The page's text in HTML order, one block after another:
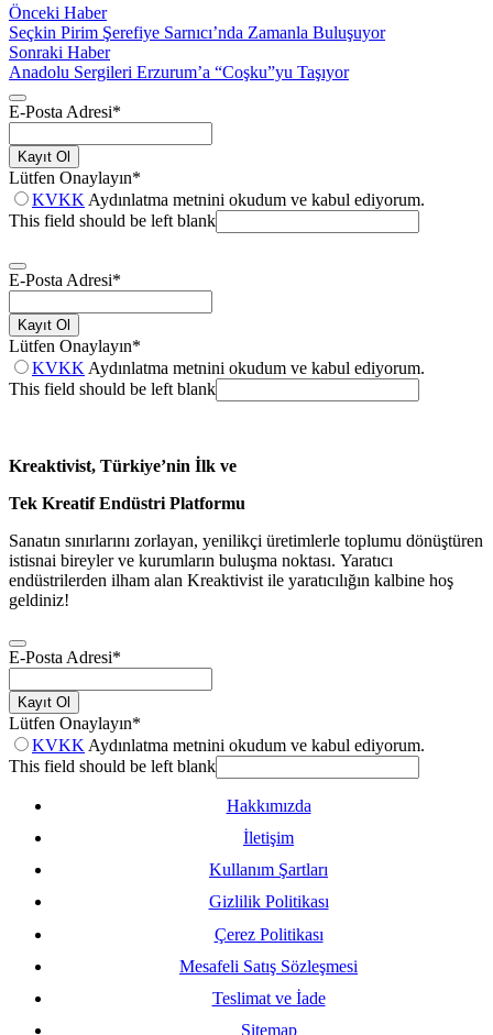
Önceki Haber
Seçkin Pirim Şerefiye Sarnıcı’nda Zamanla Buluşuyor
Sonraki Haber
Anadolu Sergileri Erzurum’a “Coşku”yu Taşıyor
E-Posta Adresi*
Kayıt Ol
Lütfen Onaylayın*
KVKK Aydınlatma metnini okudum ve kabul ediyorum.
This field should be left blank
E-Posta Adresi*
Kayıt Ol
Lütfen Onaylayın*
KVKK Aydınlatma metnini okudum ve kabul ediyorum.
This field should be left blank
Kreaktivist, Türkiye’nin İlk ve
Tek Kreatif Endüstri Platformu
Sanatın sınırlarını zorlayan, yenilikçi üretimlerle toplumu dönüştüren
istisnai bireyler ve kurumların buluşma noktası. Yaratıcı
endüstrilerden ilham alan Kreaktivist ile yaratıcılığın kalbine hoş
geldiniz!
E-Posta Adresi*
Kayıt Ol
Lütfen Onaylayın*
KVKK Aydınlatma metnini okudum ve kabul ediyorum.
This field should be left blank
Hakkımızda
İletişim
Kullanım Şartları
Gizlilik Politikası
Çerez Politikası
Mesafeli Satış Sözleşmesi
Teslimat ve İade
Sitemap